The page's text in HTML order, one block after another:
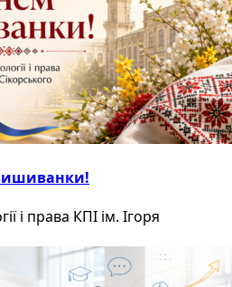
і права КПІ ім. Ігоря